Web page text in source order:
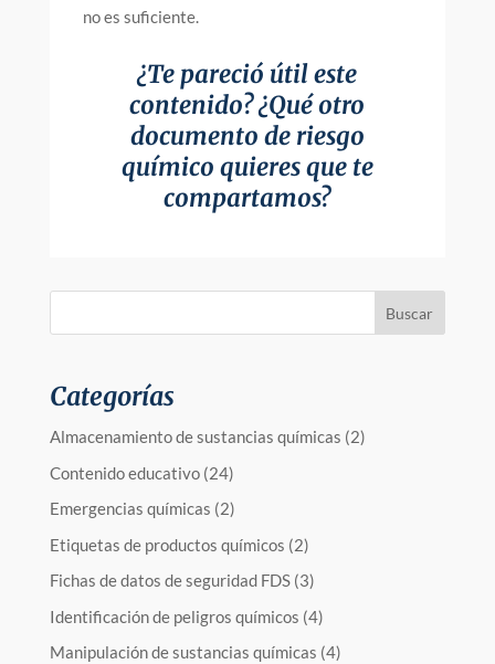
no es suficiente.
¿Te pareció útil este
contenido? ¿Qué otro
documento de riesgo
químico quieres que te
compartamos?
Categorías
Almacenamiento de sustancias químicas (2)
Contenido educativo(24)
Emergencias químicas (2)
Etiquetas de productos químicos (2)
Fichas de datos de seguridad FDS(3)
Identificación de peligros químicos (4)
Manipulación de sustancias químicas (4)